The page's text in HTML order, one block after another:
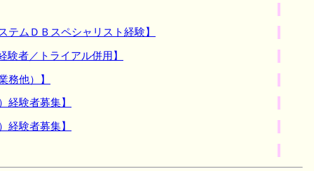
ムＤＢスペシャリスト経験】
者／トライアル併用】
務他）】
験者募集】
験者募集】